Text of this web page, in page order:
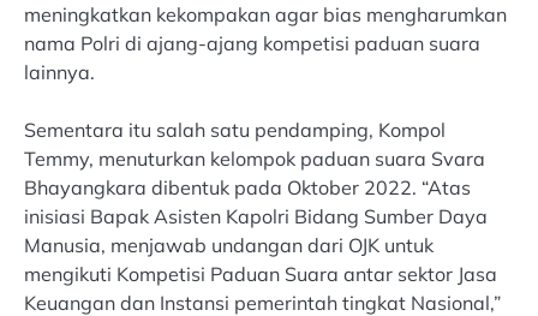
meningkatkan kekompakan agar bias mengharumkan
nama Polri di ajang-ajang kompetisi paduan suara
lainnya.
Sementara itu salah satu pendamping, Kompol
Temmy, menuturkan kelompok paduan suara Svara
Bhayangkara dibentuk pada Oktober 2022. “Atas
inisiasi Bapak Asisten Kapolri Bidang Sumber Daya
Manusia, menjawab undangan dari OJK untuk
mengikuti Kompetisi Paduan Suara antar sektor Jasa
Keuangan dan Instansi pemerintah tingkat Nasional,”